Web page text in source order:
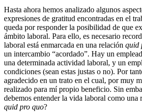
Hasta ahora hemos analizado algunos
expresiones de gratitud encontradas en el
queda por responder la posibilidad de que
ámbito laboral. Para ello, es necesario
laboral está enmarcada en una relación quid
un intercambio “acordado”. Hay un
una determinada actividad laboral, y un
condiciones (sean estas justas o no). Por
agradecido en un trato en el cual, por muy
realizado para mí propio beneficio. Sin
debemos entender la vida laboral como una
quid pro quo?